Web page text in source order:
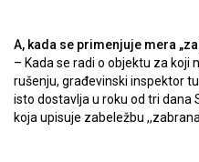
A, kada se primenjuje mera
– Kada se radi o objektu za koji
rušenju, građevinski inspektor
isto dostavlja u roku od tri dana
koja upisuje zabeležbu